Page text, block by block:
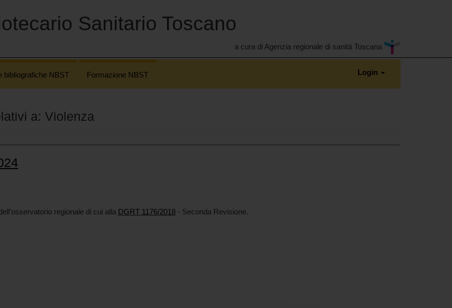
Sanitario Toscano
a cura di Agenzia regionale di sanità Toscana
bibliografiche NBST Formazione NBST Login
a: Violenza
regionale di cui alla DGRT 1176/2018 - Seconda Revisione.